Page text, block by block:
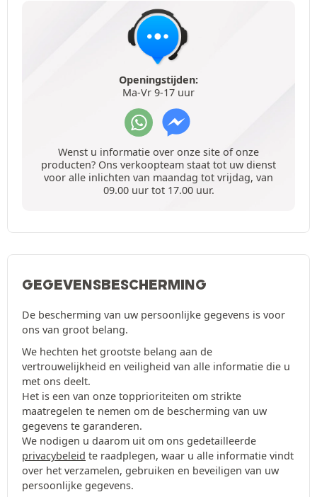
Openingstijden:
Ma-Vr 9-17 uur
Wenst u informatie over onze site of onze
producten? Ons verkoopteam staat tot uw dienst
voor alle inlichten van maandag tot vrijdag, van
09.00 uur tot 17.00 uur.
GEGEVENSBESCHERMING
De bescherming van uw persoonlijke gegevens is voor
ons van groot belang.
We hechten het grootste belang aan de
vertrouwelijkheid en veiligheid van alle informatie die u
met ons deelt.
Het is een van onze topprioriteiten om strikte
maatregelen te nemen om de bescherming van uw
gegevens te garanderen.
We nodigen u daarom uit om ons gedetailleerde
privacybeleid te raadplegen, waar u alle informatie vindt
over het verzamelen, gebruiken en beveiligen van uw
persoonlijke gegevens.